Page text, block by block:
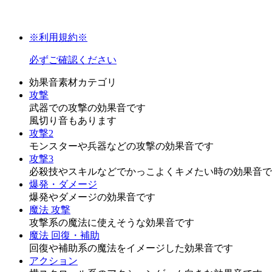
※利用規約※
必ずご確認ください
効果音素材カテゴリ
攻撃
武器での攻撃の効果音です
風切り音もあります
攻撃2
モンスターや兵器などの攻撃の効果音です
攻撃3
必殺技やスキルなどでかっこよくキメたい時の効果音
爆発・ダメージ
爆発やダメージの効果音です
魔法 攻撃
攻撃系の魔法に使えそうな効果音です
魔法 回復・補助
回復や補助系の魔法をイメージした効果音です
アクション